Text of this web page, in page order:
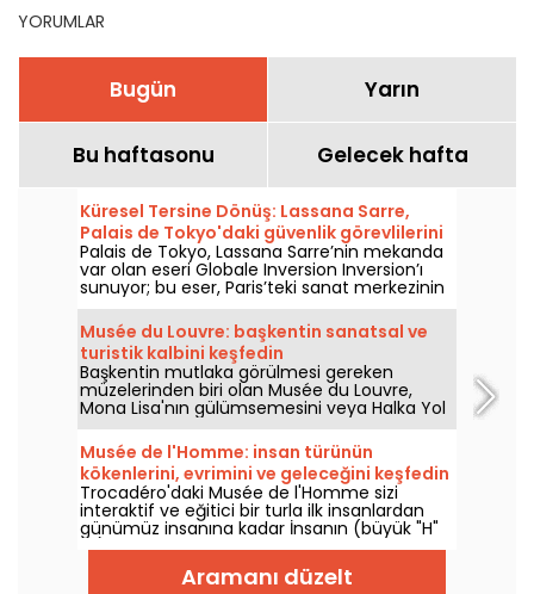
YORUMLAR
Bugün Yarın
Bu haftasonu Gelecek hafta
Küresel Tersine Dönüş: Lassana Sarre,
Palais de Tokyo'daki güvenlik görevlilerini
öne çıkarıyor
Palais de Tokyo, Lassana Sarre’nin mekanda
var olan eseri Globale Inversion Inversion’ı
sunuyor; bu eser, Paris’teki sanat merkezinin
güvenlik ekiplerine adanmıştır ve 5 Haziran
2026’dan bu yana ziyaretçilerle buluşuyor.
Ressam, bakışı her gün ziyaretçileri
karşılayan, güvenliği sağlayan ve onlara eşlik
eden bu kişilere kaydırıyor.
Musée du Louvre: başkentin sanatsal ve
turistik kalbini keşfedin
Başkentin mutlaka görülmesi gereken
müzelerinden biri olan Musée du Louvre,
Mona Lisa'nın gülümsemesini veya Halka Yol
Gösteren Özgürlük'ün coşkusunu
düşünmeye gelen yılda 8 milyon ziyaretçinin
de kanıtladığı gibi, sergilediği birçok
başyapıtla Fransız ve Avrupa kültürünü
tanıtmaktadır. Burası, sanatın iki yüzyıldır
geliştiği, tarihle iç içe bir yer ve Paris'te
kalıyorsanız mutlaka görmeniz gereken bir
yer!
Musée de l'Homme: insan türünün
kökenlerini, evrimini ve geleceğini keşfedin
Trocadéro'daki Musée de l'Homme sizi
interaktif ve eğitici bir turla ilk insanlardan
günümüz insanına kadar İnsanın (büyük "H"
ile) evrimini keşfetmeye davet ediyor.
Aramanı düzelt